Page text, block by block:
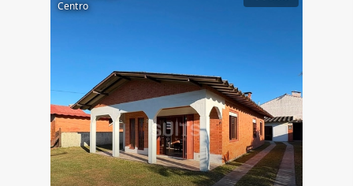
Centro